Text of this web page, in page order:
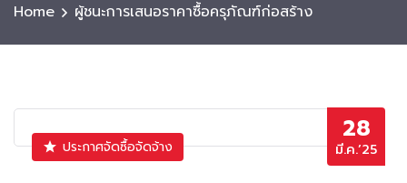
Home ผู้ชนะการเสนอราคาซื้อครุภัณฑ์ก่อสร้าง
28
มี.ค.’25
ประกาศจัดซื้อจัดจ้าง